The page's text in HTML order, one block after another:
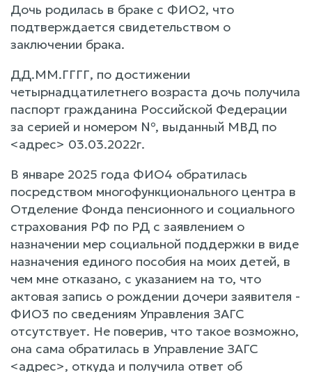
Дочь родилась в браке с ФИО2, что
подтверждается свидетельством о
заключении брака.
ДД.ММ.ГГГГ, по достижении
четырнадцатилетнего возраста дочь получила
паспорт гражданина Российской Федерации
за серией и номером №, выданный МВД по
<адрес> 03.03.2022г.
В январе 2025 года ФИО4 обратилась
посредством многофункционального центра в
Отделение Фонда пенсионного и социального
страхования РФ по РД с заявлением о
назначении мер социальной поддержки в виде
назначения единого пособия на моих детей, в
чем мне отказано, с указанием на то, что
актовая запись о рождении дочери заявителя -
ФИО3 по сведениям Управления ЗАГС
отсутствует. Не поверив, что такое возможно,
она сама обратилась в Управление ЗАГС
<адрес>, откуда и получила ответ об